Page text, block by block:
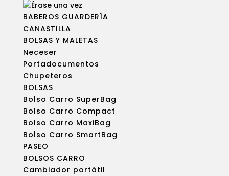
BABEROS GUARDERÍA
CANASTILLA
BOLSAS Y MALETAS
Neceser
Portadocumentos
Chupeteros
BOLSAS
Bolso Carro SuperBag
Bolso Carro Compact
Bolso Carro MaxiBag
Bolso Carro SmartBag
PASEO
BOLSOS CARRO
Cambiador portátil